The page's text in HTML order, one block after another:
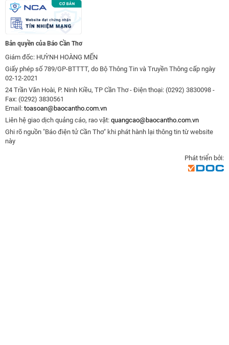
Bản quyền của Báo Cần Thơ
Giám đốc: HUỲNH HOÀNG MẾN
Giấy phép số 789/GP-BTTTT, do Bộ Thông Tin và Truyền Thông cấp ngày
02-12-2021
24 Trần Văn Hoài, P. Ninh Kiều, TP Cần Thơ - Điện thoại: (0292) 3830098 -
Fax: (0292) 3830561
Email: toasoan@baocantho.com.vn
Liên hệ giao dịch quảng cáo, rao vặt: quangcao@baocantho.com.vn
Ghi rõ nguồn "Báo điện tử Cần Thơ" khi phát hành lại thông tin từ website
này
Phát triển bởi: